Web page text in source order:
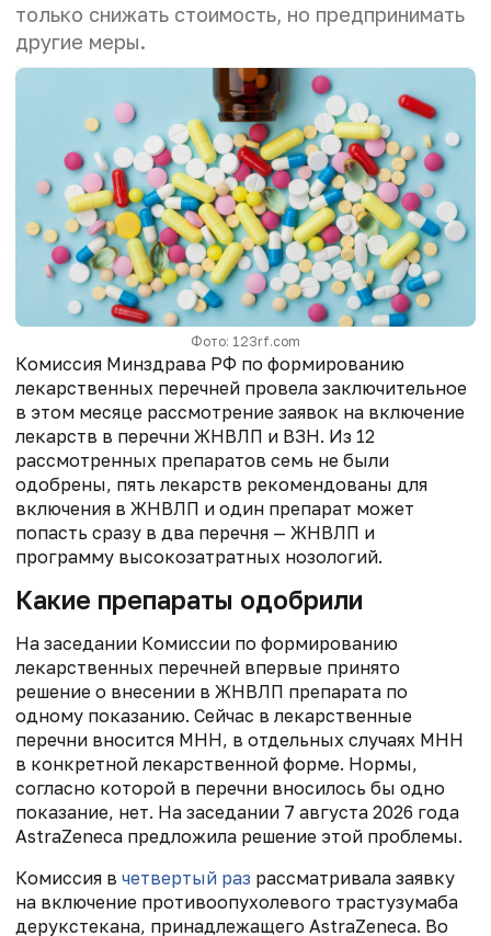
только снижать стоимость, но предпринимать
другие меры.
Фото: 123rf.com
Комиссия Минздрава РФ по формированию
лекарственных перечней провела заключительное
в этом месяце рассмотрение заявок на включение
лекарств в перечни ЖНВЛП и ВЗН. Из 12
рассмотренных препаратов семь не были
одобрены, пять лекарств рекомендованы для
включения в ЖНВЛП и один препарат может
попасть сразу в два перечня — ЖНВЛП и
программу высокозатратных нозологий.
Какие препараты одобрили
На заседании Комиссии по формированию
лекарственных перечней впервые принято
решение о внесении в ЖНВЛП препарата по
одному показанию. Сейчас в лекарственные
перечни вносится МНН, в отдельных случаях МНН
в конкретной лекарственной форме. Нормы,
согласно которой в перечни вносилось бы одно
показание, нет. На заседании 7 августа 2026 года
AstraZeneca предложила решение этой проблемы.
Комиссия в четвертый раз рассматривала заявку
на включение противоопухолевого трастузумаба
дерукстекана, принадлежащего AstraZeneca. Во